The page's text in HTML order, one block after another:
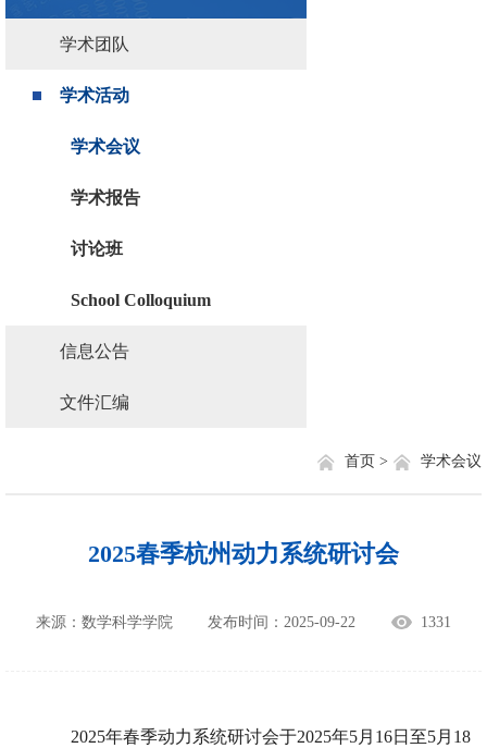
学术团队
学术活动
学术会议
学术报告
讨论班
School Colloquium
信息公告
文件汇编
学术会议
首页 >
2025春季杭州动力系统研讨会
来源：数学科学学院 发布时间：2025-09-22 1331
2025年春季动力系统研讨会于2025年5月16日至5月18